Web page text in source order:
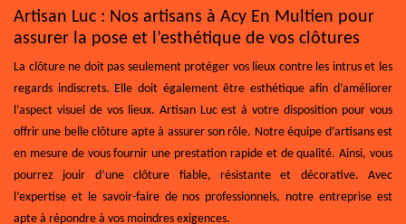
Artisan Luc : Nos artisans à Acy En Multien pour
assurer la pose et l’esthétique de vos clôtures
La clôture ne doit pas seulement protéger vos lieux contre les intrus et les
regards indiscrets. Elle doit également être esthétique afin d’améliorer
l’aspect visuel de vos lieux. Artisan Luc est à votre disposition pour vous
offrir une belle clôture apte à assurer son rôle. Notre équipe d’artisans est
en mesure de vous fournir une prestation rapide et de qualité. Ainsi, vous
pourrez jouir d’une clôture fiable, résistante et décorative. Avec
l’expertise et le savoir-faire de nos professionnels, notre entreprise est
apte à répondre à vos moindres exigences.